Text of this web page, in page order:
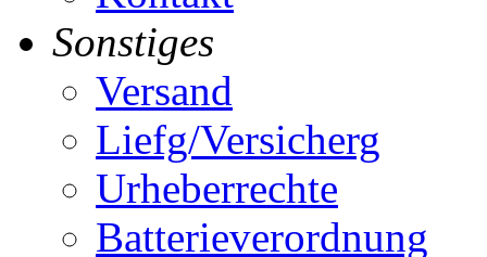
Sonstiges
Versand
Liefg/Versicherg
Urheberrechte
Batterieverordnung